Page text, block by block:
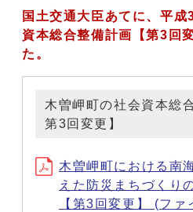
国土交通大臣あてに、平
資本総合整備計画【第3回
た。
木曽岬町の社会資本総
第3回変更】
木曽岬町における南
えた防災まちづくり
【第3回変更】 (ファ